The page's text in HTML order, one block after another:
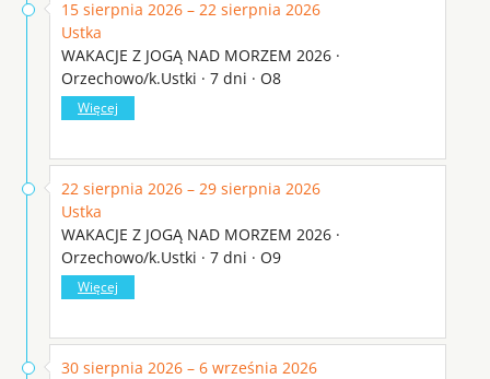
15 sierpnia 2026 – 22 sierpnia 2026
Ustka
WAKACJE Z JOGĄ NAD MORZEM 2026 ·
Orzechowo/k.Ustki · 7 dni · O8
Więcej
22 sierpnia 2026 – 29 sierpnia 2026
Ustka
WAKACJE Z JOGĄ NAD MORZEM 2026 ·
Orzechowo/k.Ustki · 7 dni · O9
Więcej
30 sierpnia 2026 – 6 września 2026